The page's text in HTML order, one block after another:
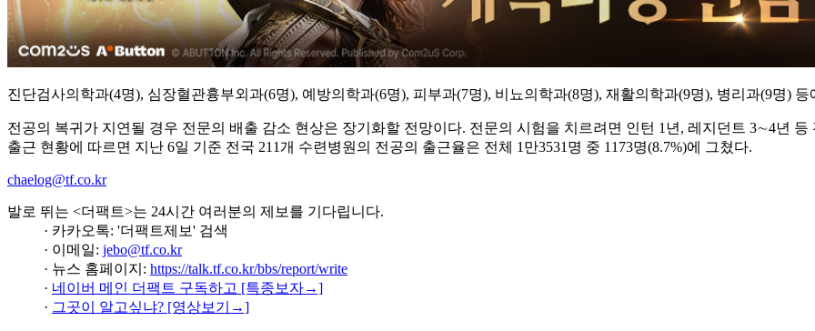
진단검사의학과(4명), 심장혈관흉부외과(6명), 예방의학과(6명), 피부과(7명), 비뇨의학과(8명), 재활의학과(9명), 병리과(9명)
전공의 복귀가 지연될 경우 전문의 배출 감소 현상은 장기화할 전망이다. 전문의 시험을 치르려면 인턴 1년, 레지던트 3∼4년
출근 현황에 따르면 지난 6일 기준 전국 211개 수련병원의 전공의 출근율은 전체 1만3531명 중 1173명(8.7%)에 그쳤다.
chaelog@tf.co.kr
발로 뛰는 <더팩트>는 24시간 여러분의 제보를 기다립니다.
· 카카오톡: '더팩트제보' 검색
· 이메일: jebo@tf.co.kr
· 뉴스 홈페이지: https://talk.tf.co.kr/bbs/report/write
· 네이버 메인 더팩트 구독하고 [특종보자→]
· 그곳이 알고싶냐? [영상보기→]